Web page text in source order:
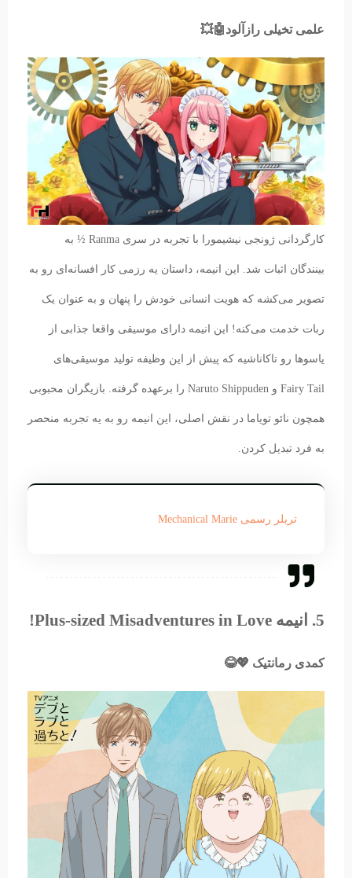
علمی تخیلی رازآلود🤖💥
کارگردانی ژونجی نیشیمورا با تجربه در سری Ranma ½ به
بینندگان اثبات شد. این انیمه، داستان یه رزمی کار افسانه‌ای رو به
تصویر می‌کشه که هویت انسانی خودش را پنهان و به عنوان یک
ربات خدمت می‌کنه! این انیمه دارای موسیقی واقعا جذابی از
یاسوها رو تاکاناشیه که پیش از این وظیفه تولید موسیقی‌های
Fairy Tail و Naruto Shippuden را برعهده گرفته. بازیگران محبوبی
همچون نائو تویاما در نقش اصلی، این انیمه رو به یه تجربه منحصر
به فرد تبدیل کردن.
تریلر رسمی Mechanical Marie
5. انیمه Plus-sized Misadventures in Love!
کمدی رمانتیک 💖😂